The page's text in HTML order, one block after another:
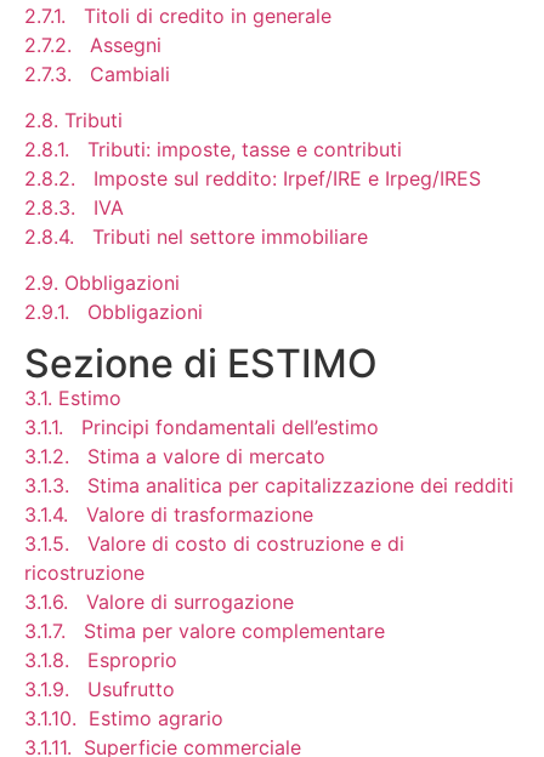
2.7.1. Titoli di credito in generale
2.7.2. Assegni
2.7.3. Cambiali
2.8. Tributi
2.8.1. Tributi: imposte, tasse e contributi
2.8.2. Imposte sul reddito: Irpef/IRE e Irpeg/IRES
2.8.3. IVA
2.8.4. Tributi nel settore immobiliare
2.9. Obbligazioni
2.9.1. Obbligazioni
Sezione di ESTIMO
3.1. Estimo
3.1.1. Principi fondamentali dell’estimo
3.1.2. Stima a valore di mercato
3.1.3. Stima analitica per capitalizzazione dei redditi
3.1.4. Valore di trasformazione
3.1.5. Valore di costo di costruzione e di
ricostruzione
3.1.6. Valore di surrogazione
3.1.7. Stima per valore complementare
3.1.8. Esproprio
3.1.9. Usufrutto
3.1.10. Estimo agrario
3.1.11. Superficie commerciale